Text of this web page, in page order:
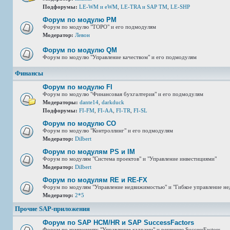
Подфорумы: LE-WM и eWM LE-TRA и SAP TM LE-SHP
Форум по модулю РМ
Форум по модулю "ТОРО" и его подмодулям
Модератор: Левон
Форум по модулю QM
Форум по модулю "Управление качеством" и его подмодулям
Финансы
Форум по модулю FI
Форум по модулю "Финансовая бухгалтерия" и его подмодулям
Модераторы: dante14 darkduck
Подфорумы: FI-FM FI-AA FI-TR FI-SL
Форум по модулю СО
Форум по модулю "Контроллинг" и его подмодулям
Модератор: Dilbert
Форум по модулям PS и IM
Форум по модулям "Система проектов" и "Управление инвестициями"
Модератор: Dilbert
Форум по модулям RE и RE-FX
Форум по модулям "Управление недвижимостью" и "Гибкое управление
Модератор: 2*5
Прочие SAP-приложения
Форум по SAP HCM/HR и SAP SuccessFactors